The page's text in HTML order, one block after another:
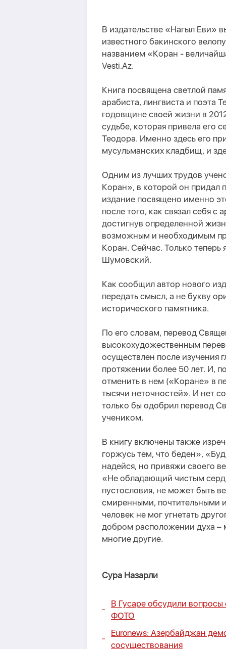
В издательстве «Нагыл Еви»
известного бакинского
названием «Коран -
Vesti.Az.
Книга посвящена светлой
арабиста, лингвиста и поэта
годовщине своей жизни в
судьбе, которая привела его
Теодора. Именно здесь его
мусульманских кладбищ, и
Одним из лучших трудов
Коран», в которой он придал
издание посвящено именно
после того, как связал себя
достигнув определенной
возможным и необходимым
Коран. Сейчас. Только теперь
Шумовский.
Как сообщил автор нового
передать смысл, а не букву
исторического памятника.
По его словам, перевод
высокохудожественным
осуществлен после изучения
протяжении более 50 лет. И,
отменить в нем («Коране» в
тысячи неточностей». И нет
только бы одобрил перевод
учеником.
В книгу включены также
горжусь тем, что беден»,
надейся, но привяжи своего
«Не обладающий чистым
пустословия, не может быть
смиренными, почтительными
человек не мог угнетать
добром расположении духа –
многие другие.
Сура Назарли
В Гусаре обсудили
ФОТО
Euronews: Азербайджан
сосуществования